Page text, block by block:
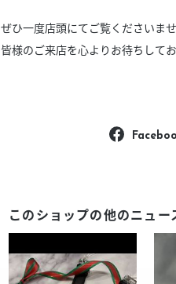
ぜひ一度店頭にてご覧くださいませ
皆様のご来店を心よりお待ちしてお
このショップの他のニュー